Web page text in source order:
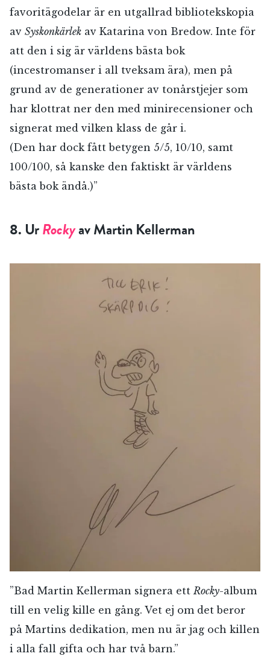
Jag accepterar villkoren.
ÅNGRA OCH STÄNG
favoritägodelar är en utgallrad bibliotekskopia
av Syskonkärlek av Katarina von Bredow. Inte för
att den i sig är världens bästa bok
(incestromanser i all tveksam ära), men på
grund av de generationer av tonårstjejer som
har klottrat ner den med minirecensioner och
signerat med vilken klass de går i.
(Den har dock fått betygen 5/5, 10/10, samt
100/100, så kanske den faktiskt är världens
bästa bok ändå.)”
8. UrRockyav Martin Kellerman
”Bad Martin Kellerman signera ettRocky-album
till en velig kille en gång. Vet ej om det beror
på Martins dedikation, men nu är jag och killen
i alla fall gifta och har två barn.”